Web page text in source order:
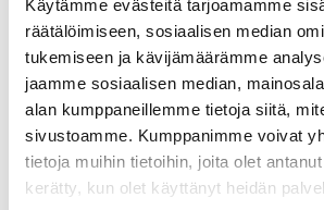
Käytämme evästeitä tarjoamamme
räätälöimiseen, sosiaalisen median
tukemiseen ja kävijämäärämme
jaamme sosiaalisen median,
alan kumppaneillemme tietoja siitä,
sivustoamme. Kumppanimme voivat
tietoja muihin tietoihin, joita olet
kerätty, kun olet käyttänyt heidän
HameGina Tricot
Hinta: 39,99€
Kengät
House
Hinta: 19,99€
Summer fit 2025